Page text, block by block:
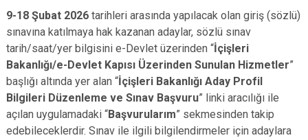
9-18 Şubat 2026 tarihleri arasında yapılacak olan giriş (sözlü)
sınavına katılmaya hak kazanan adaylar, sözlü sınav
tarih/saat/yer bilgisini e-Devlet üzerinden “İçişleri
Bakanlığı/e-Devlet Kapısı Üzerinden Sunulan Hizmetler”
başlığı altında yer alan “İçişleri Bakanlığı Aday Profil
Bilgileri Düzenleme ve Sınav Başvuru” linki aracılığı ile
açılan uygulamadaki “Başvurularım” sekmesinden takip
edebileceklerdir. Sınav ile ilgili bilgilendirmeler için adaylara